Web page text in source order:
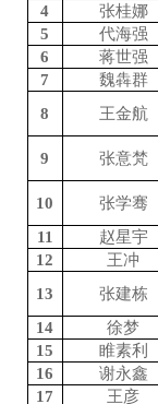
4
张桂娜
5
代海强
6
蒋世强
7
魏犇群
8
王金航
9
张意梵
10
张学骞
11
赵星宇
12
王冲
13
张建栋
14
徐梦
15
睢素利
16
谢永鑫
17
王彦